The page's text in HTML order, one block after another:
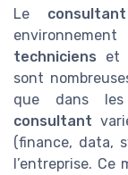
Le
environnement
techniciens et
sont
que dans
consultant
(finance, data,
l’entreprise.